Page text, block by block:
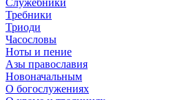
Служебники
Требники
Триоди
Часословы
Ноты и пение
Азы православия
Новоначальным
О богослужениях